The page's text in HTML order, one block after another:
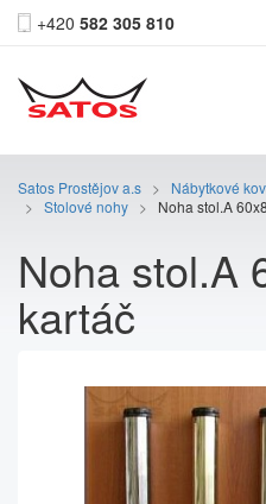
+420 582 305 810
Satos Prostějov a.s > Nábytkové
>
Stolové nohy > Noha stol.A
Noha stol.A
kartáč